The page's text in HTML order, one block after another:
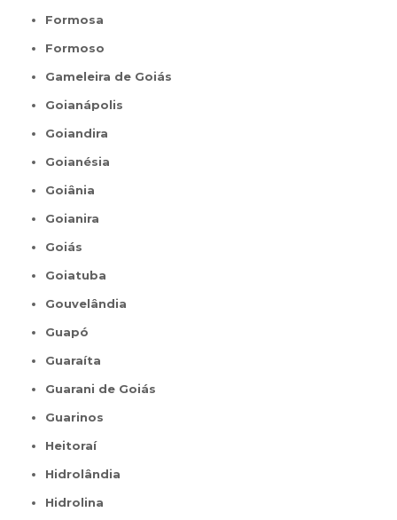
Formosa
Formoso
Gameleira de Goiás
Goianápolis
Goiandira
Goianésia
Goiânia
Goianira
Goiás
Goiatuba
Gouvelândia
Guapó
Guaraíta
Guarani de Goiás
Guarinos
Heitoraí
Hidrolândia
Hidrolina